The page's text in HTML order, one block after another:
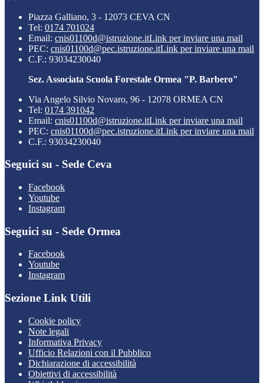
Piazza Galliano, 3 - 12073 CEVA CN
Tel: 0174 701024
Email: cnis01100d@istruzione.itLink per inviare una mail
PEC: cnis01100d@pec.istruzione.itLink per inviare una mail
C.F.: 93034230040
Sez. Associata Scuola Forestale Ormea "P. Barbero"
Via Angelo Silvio Novaro, 96 - 12078 ORMEA CN
Tel: 0174 391042
Email: cnis01100d@istruzione.itLink per inviare una mail
PEC: cnis01100d@pec.istruzione.itLink per inviare una mail
C.F.: 93034230040
Seguici su - Sede Ceva
Facebook
Youtube
Instagram
Seguici su - Sede Ormea
Facebook
Youtube
Instagram
Sezione Link Utili
Cookie policy
Note legali
Informativa Privacy
Ufficio Relazioni con il Pubblico
Dichiarazione di accessibilità
Obiettivi di accessibilità